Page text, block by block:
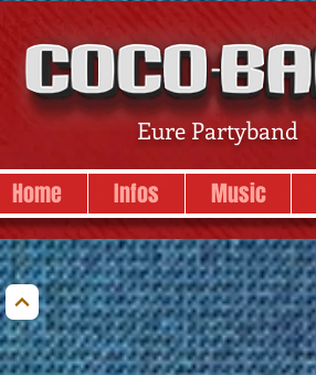
Eure Partyband
Home Infos Music